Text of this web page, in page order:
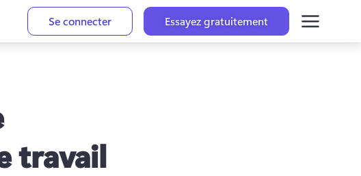
Se connecter Essayez gratuitement
travail